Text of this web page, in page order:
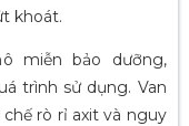
khoát.
miễn bảo dưỡng,
trình sử dụng. Van
rò rỉ axit và nguy